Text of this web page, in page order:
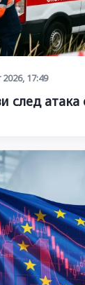
2026, 17:49
след